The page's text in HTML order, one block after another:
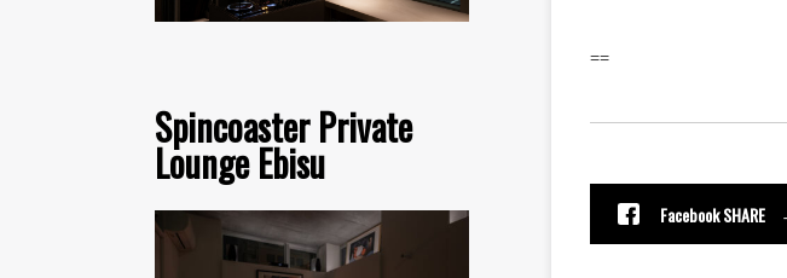
Spincoaster Private
Lounge Ebisu
==
Facebook SHARE